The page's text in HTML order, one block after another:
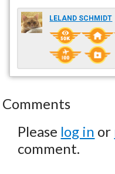
LELAND SCHMIDT
Comments
Please log in or
comment.